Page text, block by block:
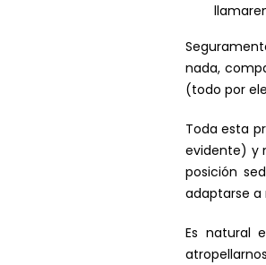
nada,
(todo por
Toda esta
evidente) y
posición
adaptarse a
Es natural